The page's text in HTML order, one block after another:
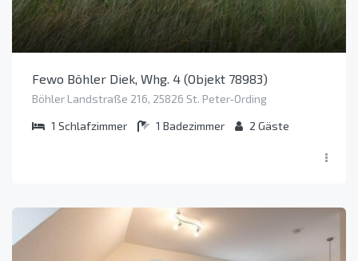
Fewo Böhler Diek, Whg. 4 (Objekt 78983)
Böhler Landstraße 216, 25826 St. Peter-Ording
1 Schlafzimmer 1 Badezimmer 2 Gäste